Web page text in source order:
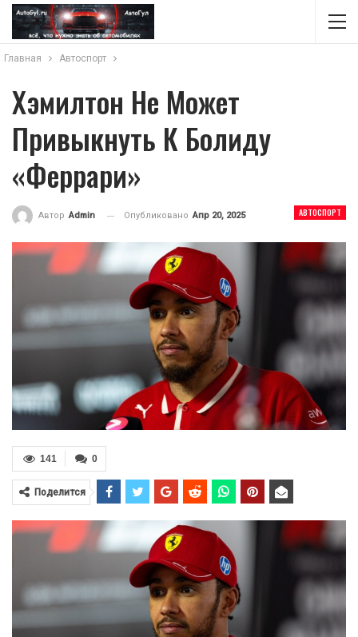
Главная Автоспорт
Хэмилтон Не Может
Привыкнуть К Болиду
«Феррари»
АВТОСПОРТ
Автор Admin Опубликовано Апр 20, 2025
0
141
Поделится